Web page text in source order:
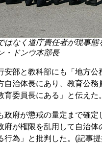
はなく道庁責任者が現事
・ドンウ本部長
安部と教科部にも「地方
自治体長にあり、教育公
育委員長にある」と伝えた。
政府が懲戒の量定まで確
府が権限を乱用して自治
行為」と批判した。(記事